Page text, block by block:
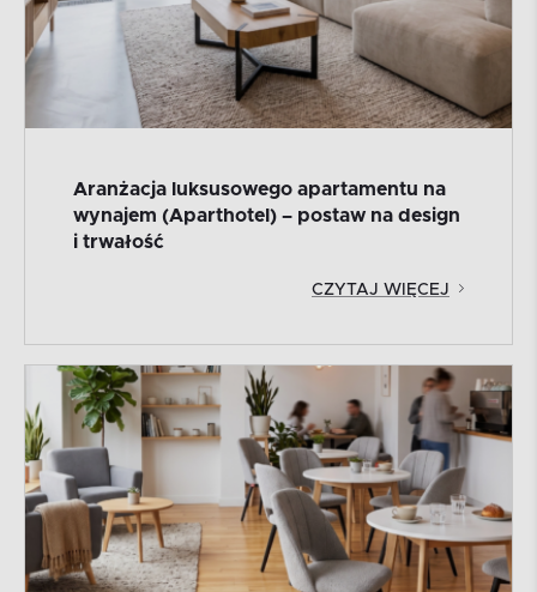
Aranżacja luksusowego apartamentu na
wynajem (Aparthotel) – postaw na design
i trwałość
CZYTAJ WIĘCEJ